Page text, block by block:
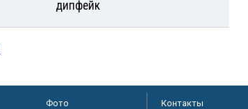
дипфейк
Фото
Контакты